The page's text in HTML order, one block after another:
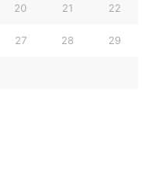
20 21 22
27 28 29